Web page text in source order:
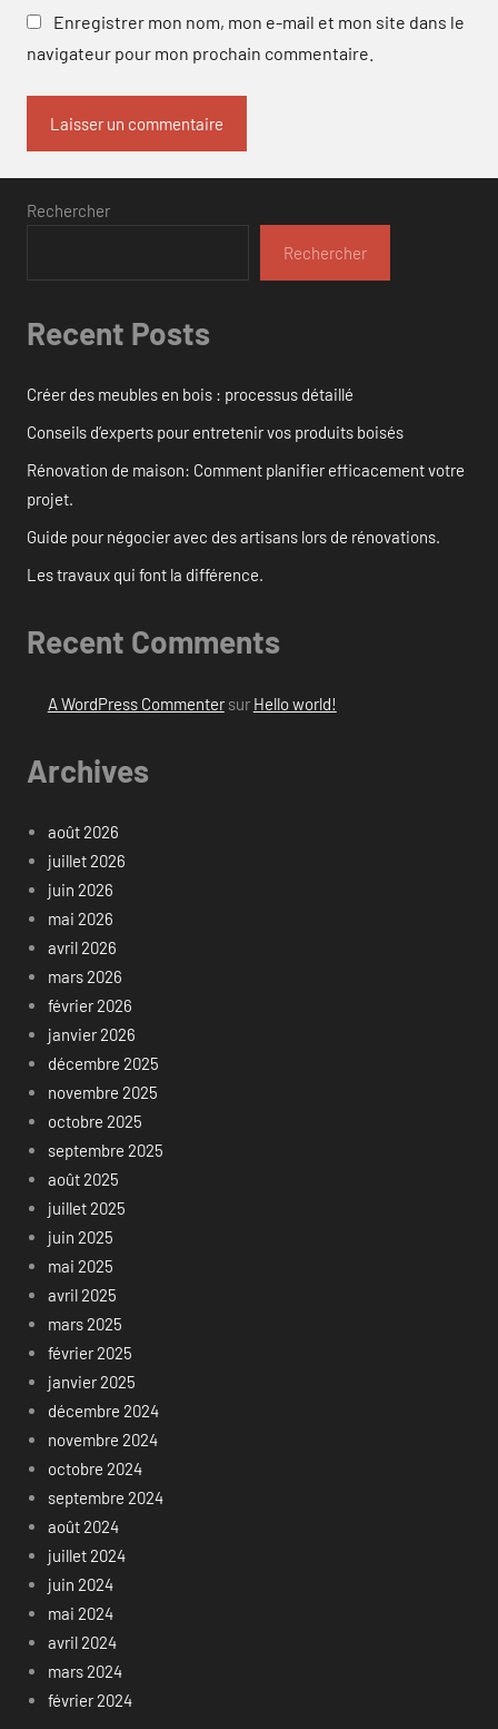
Enregistrer mon nom, mon e-mail et mon site dans le
navigateur pour mon prochain commentaire.
Rechercher
Rechercher
Recent Posts
Créer des meubles en bois : processus détaillé
Conseils d’experts pour entretenir vos produits boisés
Rénovation de maison: Comment planifier efficacement votre
projet.
Guide pour négocier avec des artisans lors de rénovations.
Les travaux qui font la différence.
Recent Comments
A WordPress Commentersur Hello world!
Archives
août 2026
juillet 2026
juin 2026
mai 2026
avril 2026
mars 2026
février 2026
janvier 2026
décembre 2025
novembre 2025
octobre 2025
septembre 2025
août 2025
juillet 2025
juin 2025
mai 2025
avril 2025
mars 2025
février 2025
janvier 2025
décembre 2024
novembre 2024
octobre 2024
septembre 2024
août 2024
juillet 2024
juin 2024
mai 2024
avril 2024
mars 2024
février 2024